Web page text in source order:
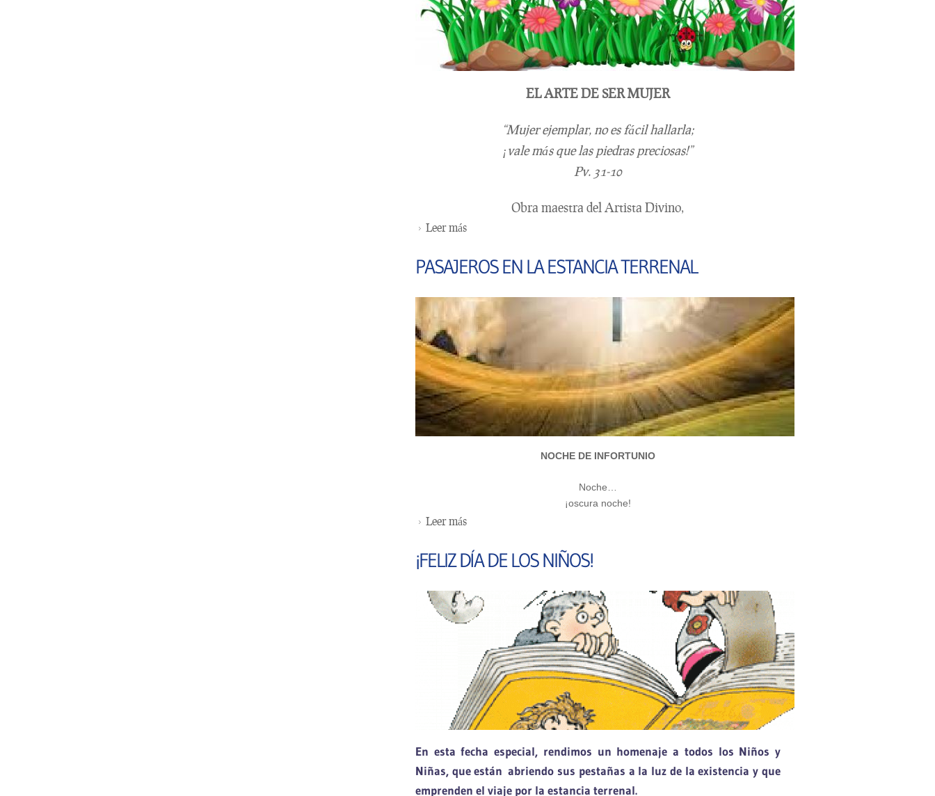
EL ARTE DE SER MUJER
“Mujer ejemplar, no es fácil hallarla;
¡vale más que las piedras preciosas!”
Pv. 31-10
Obra maestra del Artista Divino,
Leer mássobre EL ARTE DE SER MUJER
PASAJEROS EN LA ESTANCIA TERRENAL
NOCHE DE INFORTUNIO
Noche…
¡oscura noche!
Leer mássobre PASAJEROS EN LA ESTANCIA TERRENAL
¡FELIZ DÍA DE LOS NIÑOS!
En esta fecha especial, rendimos un homenaje a todos los Niños y
Niñas, que están abriendo sus pestañas a la luz de la existencia y que
emprenden el viaje por la estancia terrenal.